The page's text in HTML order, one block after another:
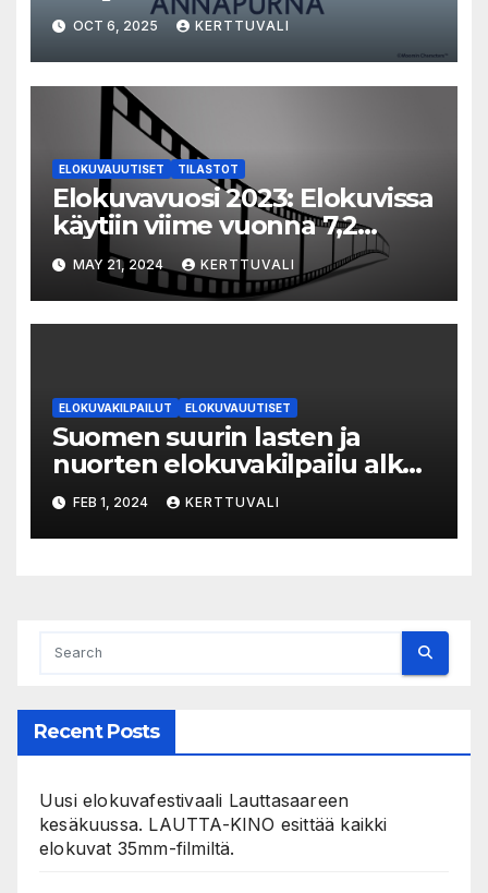
OCT 6, 2025 KERTTUVALI
ELOKUVAUUTISET TILASTOT
Elokuvavuosi 2023: Elokuvissa
käytiin viime vuonna 7,2
miljoonaa kertaa ympäri
Suomen
MAY 21, 2024 KERTTUVALI
ELOKUVAKILPAILUT ELOKUVAUUTISET
Suomen suurin lasten ja
nuorten elokuvakilpailu alkaa
– suojelijana Aki Kaurismäki
FEB 1, 2024 KERTTUVALI
Recent Posts
Uusi elokuvafestivaali Lauttasaareen
kesäkuussa. LAUTTA-KINO esittää kaikki
elokuvat 35mm-filmiltä.